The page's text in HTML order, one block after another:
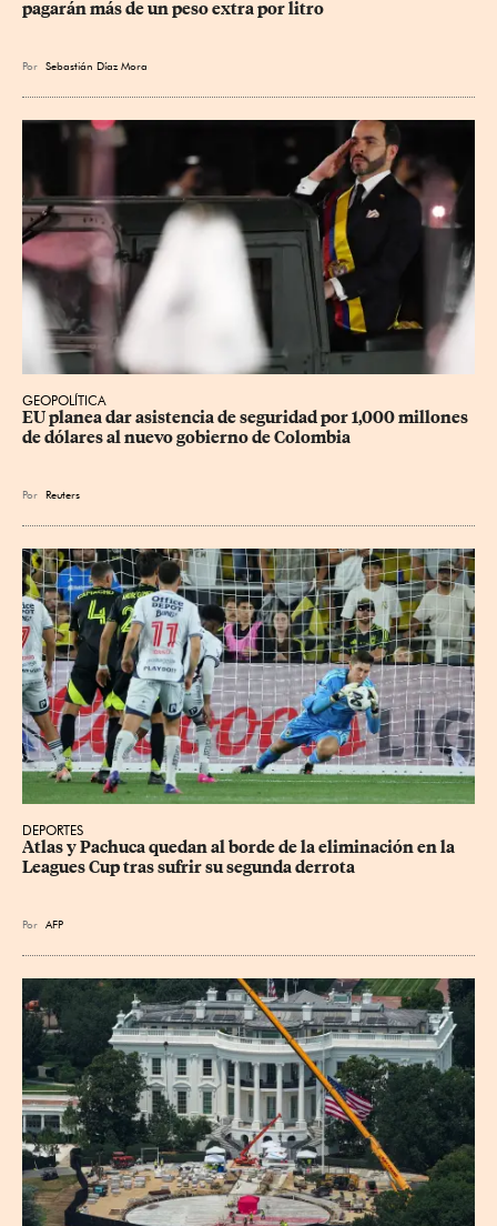
pagarán más de un peso extra por litro
Por Sebastián Díaz Mora
GEOPOLÍTICA
EU planea dar asistencia de seguridad por 1,000 millones
de dólares al nuevo gobierno de Colombia
Por Reuters
DEPORTES
Atlas y Pachuca quedan al borde de la eliminación en la
Leagues Cup tras sufrir su segunda derrota
Por AFP